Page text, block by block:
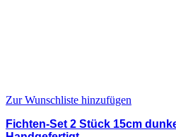
Zur Wunschliste hinzufügen
Fichten-Set 2 Stück 15cm